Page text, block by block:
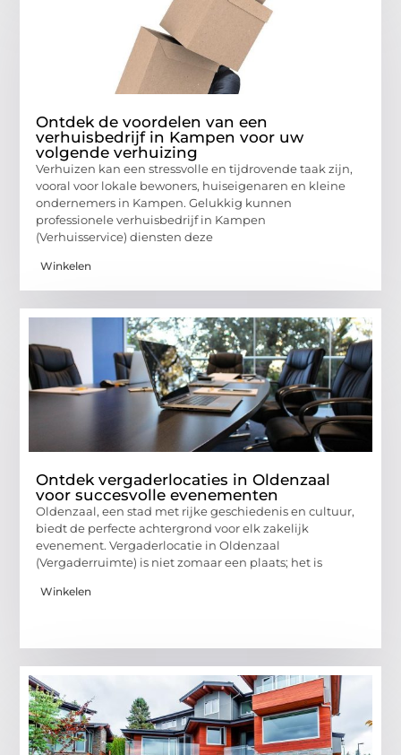
Ontdek de voordelen van een
verhuisbedrijf in Kampen voor uw
volgende verhuizing
Verhuizen kan een stressvolle en tijdrovende taak zijn,
vooral voor lokale bewoners, huiseigenaren en kleine
ondernemers in Kampen. Gelukkig kunnen
professionele verhuisbedrijf in Kampen
(Verhuisservice) diensten deze
Winkelen
Ontdek vergaderlocaties in Oldenzaal
voor succesvolle evenementen
Oldenzaal, een stad met rijke geschiedenis en cultuur,
biedt de perfecte achtergrond voor elk zakelijk
evenement. Vergaderlocatie in Oldenzaal
(Vergaderruimte) is niet zomaar een plaats; het is
Winkelen